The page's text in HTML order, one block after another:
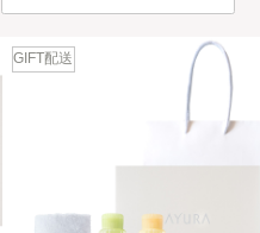
GIFT配送